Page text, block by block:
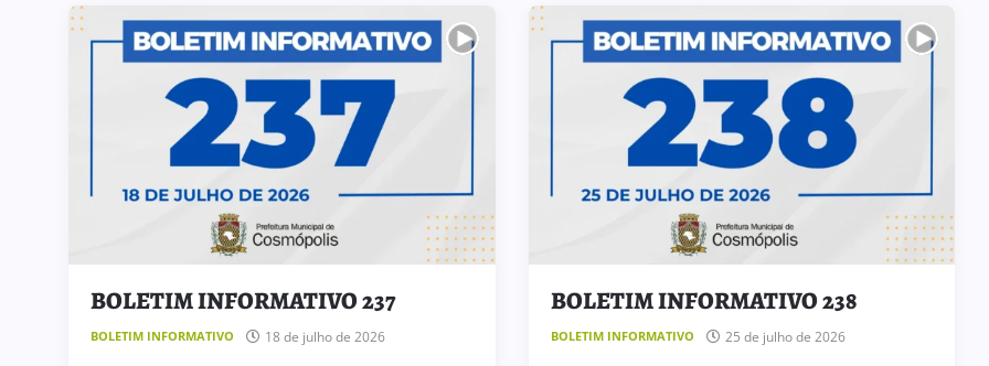
BOLETIM INFORMATIVO 237
BOLETIM INFORMATIVO 18 de julho de 2026
BOLETIM INFORMATIVO 238
BOLETIM INFORMATIVO 25 de julho de 2026